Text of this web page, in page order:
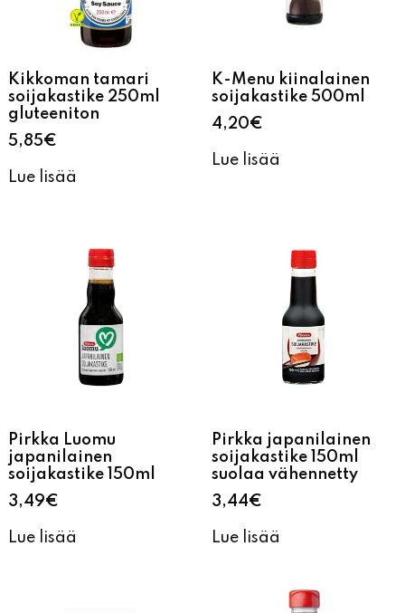
Kikkoman tamari
soijakastike 250ml
gluteeniton
5,85€
Lue lisää
K-Menu kiinalainen
soijakastike 500ml
Lue lisää
Pirkka Luomu
japanilainen
3,49€
Lue lisää
Pirkka japanilainen
soijakastike 150ml
3,44€
Lue lisää